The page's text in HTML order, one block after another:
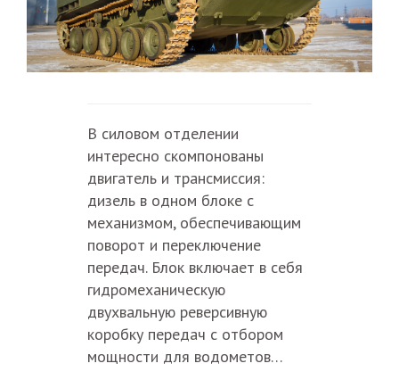
В силовом отделении
интересно скомпонованы
двигатель и трансмиссия:
дизель в одном блоке с
механизмом, обеспечивающим
поворот и переключение
передач. Блок включает в себя
гидромеханическую
двухвальную реверсивную
коробку передач с отбором
мощности для водометов…